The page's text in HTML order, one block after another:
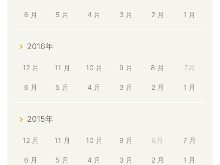
6 月 5 月 4 月 3 月 2 月 1 月
2016年
12 月 11 月 10 月 9 月 8 月 7月
6 月 5 月 4 月 3 月 2 月 1 月
2015年
12 月 11 月 10 月 9 月 8月 7 月
6 月 5 月 4 月 3 月 2 月 1 月